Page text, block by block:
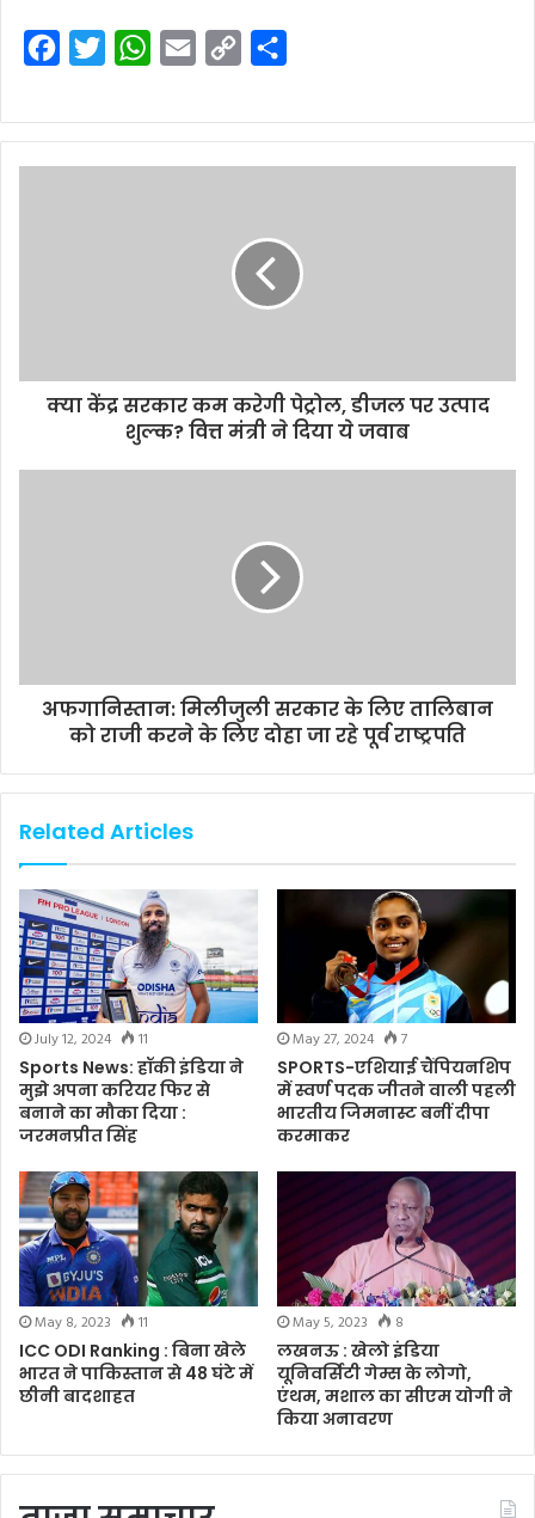
c
i
W
a
a
p
n
k
a
क्या केंद्र सरकार कम करेगी पेट्रोल, डीजल पर उत्पाद
शुल्क? वित्त मंत्री ने दिया ये जवाब
अफगानिस्तान: मिलीजुली सरकार के लिए तालिबान
को राजी करने के लिए दोहा जा रहे पूर्व राष्ट्रपति
Related Articles
July 12, 2024
11
Sports News: हॉकी इंडिया ने
मुझे अपना करियर फिर से
बनाने का मौका दिया :
जरमनप्रीत सिंह
May 27, 2024
7
SPORTS-एशियाई चैंपियनशिप
में स्वर्ण पदक जीतने वाली पहली
भारतीय जिमनास्ट बनीं दीपा
करमाकर
May 8, 2023
11
ICC ODI Ranking : बिना खेले
भारत ने पाकिस्तान से 48 घंटे में
छीनी बादशाहत
May 5, 2023
8
लखनऊ : खेलो इंडिया
यूनिवर्सिटी गेम्स के लोगो,
एंथम, मशाल का सीएम योगी ने
किया अनावरण